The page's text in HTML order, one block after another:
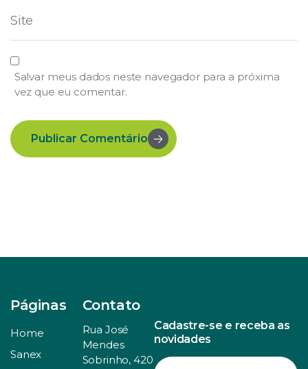
Salvar meus dados neste navegador para a próxima
vez que eu comentar.
Publicar Comentário
Páginas
Home
Sanex
Contato
Rua José
Mendes
Sobrinho, 420
Cadastre-se e receba as
novidades